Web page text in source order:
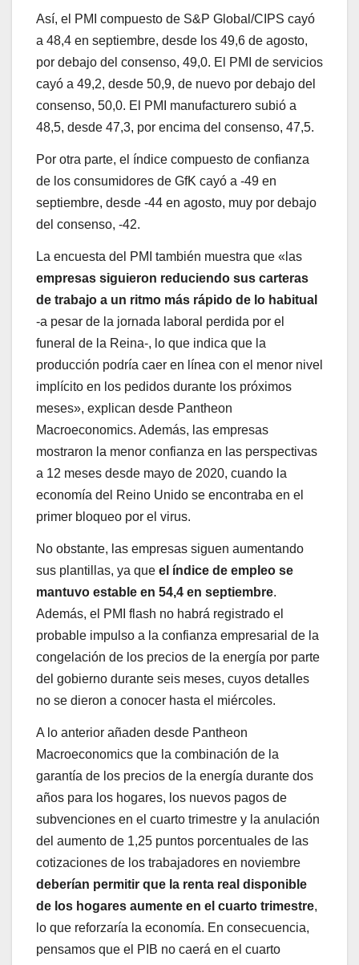
Así, el PMI compuesto de S&P Global/CIPS cayó
a 48,4 en septiembre, desde los 49,6 de agosto,
por debajo del consenso, 49,0. El PMI de servicios
cayó a 49,2, desde 50,9, de nuevo por debajo del
consenso, 50,0. El PMI manufacturero subió a
48,5, desde 47,3, por encima del consenso, 47,5.
Por otra parte, el índice compuesto de confianza
de los consumidores de GfK cayó a -49 en
septiembre, desde -44 en agosto, muy por debajo
del consenso, -42.
La encuesta del PMI también muestra que «las
empresas siguieron reduciendo sus carteras
de trabajo a un ritmo más rápido de lo habitual
-a pesar de la jornada laboral perdida por el
funeral de la Reina-, lo que indica que la
producción podría caer en línea con el menor nivel
implícito en los pedidos durante los próximos
meses», explican desde Pantheon
Macroeconomics. Además, las empresas
mostraron la menor confianza en las perspectivas
a 12 meses desde mayo de 2020, cuando la
economía del Reino Unido se encontraba en el
primer bloqueo por el virus.
No obstante, las empresas siguen aumentando
sus plantillas, ya que el índice de empleo se
mantuvo estable en 54,4 en septiembre.
Además, el PMI flash no habrá registrado el
probable impulso a la confianza empresarial de la
congelación de los precios de la energía por parte
del gobierno durante seis meses, cuyos detalles
no se dieron a conocer hasta el miércoles.
A lo anterior añaden desde Pantheon
Macroeconomics que la combinación de la
garantía de los precios de la energía durante dos
años para los hogares, los nuevos pagos de
subvenciones en el cuarto trimestre y la anulación
del aumento de 1,25 puntos porcentuales de las
cotizaciones de los trabajadores en noviembre
deberían permitir que la renta real disponible
de los hogares aumente en el cuarto trimestre,
lo que reforzaría la economía. En consecuencia,
pensamos que el PIB no caerá en el cuarto